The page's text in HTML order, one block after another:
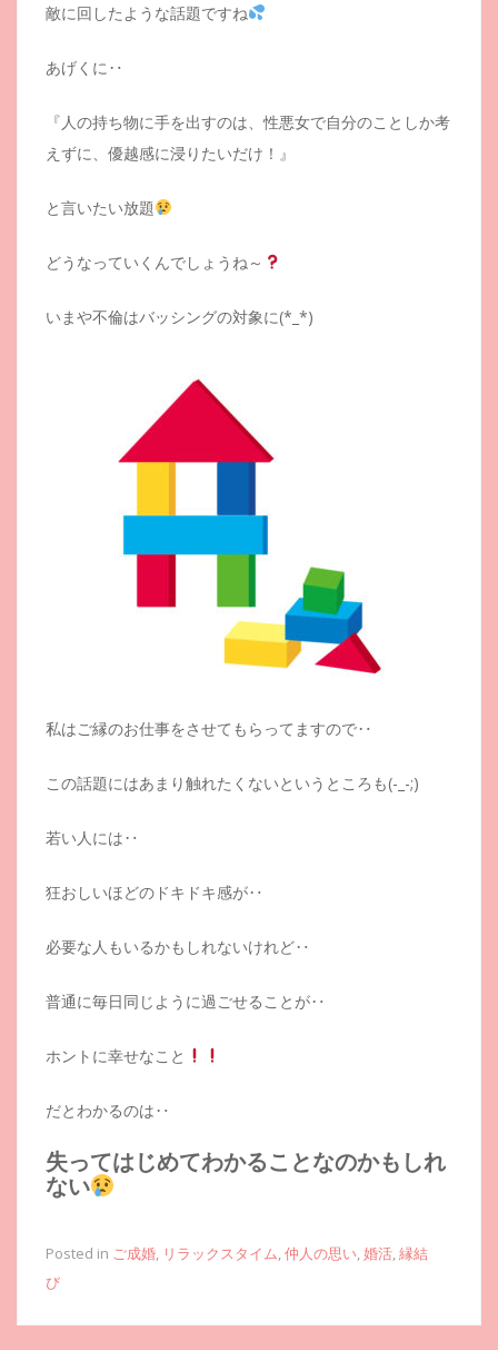
敵に回したような話題ですね
あげくに‥
『人の持ち物に手を出すのは、性悪女で自分のことしか考
えずに、優越感に浸りたいだけ！』
と言いたい放題
どうなっていくんでしょうね～
いまや不倫はバッシングの対象に(*_*)
私はご縁のお仕事をさせてもらってますので‥
この話題にはあまり触れたくないというところも(-_-;)
若い人には‥
狂おしいほどのドキドキ感が‥
必要な人もいるかもしれないけれど‥
普通に毎日同じように過ごせることが‥
ホントに幸せなこと
だとわかるのは‥
失ってはじめてわかることなのかもしれ
ない
Posted in ご成婚 リラックスタイム 仲人の思い 婚活 縁結
び